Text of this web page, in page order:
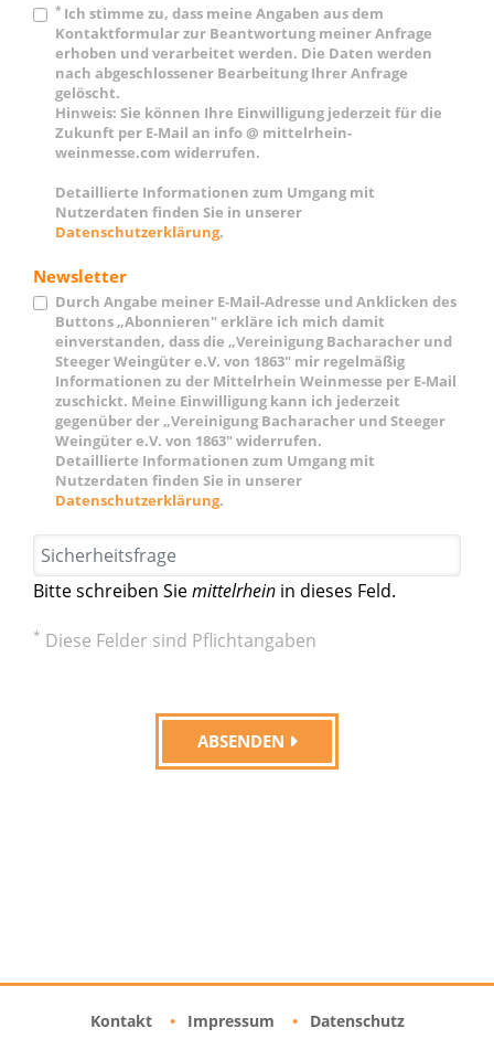
Bestätigung*
* Ich stimme zu, dass meine Angaben aus dem
Kontaktformular zur Beantwortung meiner Anfrage
erhoben und verarbeitet werden. Die Daten werden
nach abgeschlossener Bearbeitung Ihrer Anfrage
gelöscht.
Hinweis: Sie können Ihre Einwilligung jederzeit für die
Zukunft per E-Mail an info @ mittelrhein-
weinmesse.com widerrufen.
Detaillierte Informationen zum Umgang mit
Nutzerdaten finden Sie in unserer
Datenschutzerklärung.
Newsletter
Durch Angabe meiner E-Mail-Adresse und Anklicken des
Buttons „Abonnieren" erkläre ich mich damit
einverstanden, dass die „Vereinigung Bacharacher und
Steeger Weingüter e.V. von 1863" mir regelmäßig
Informationen zu der Mittelrhein Weinmesse per E-Mail
zuschickt. Meine Einwilligung kann ich jederzeit
gegenüber der „Vereinigung Bacharacher und Steeger
Weingüter e.V. von 1863" widerrufen.
Detaillierte Informationen zum Umgang mit
Nutzerdaten finden Sie in unserer
Datenschutzerklärung.
Sicherheitsfrage
Bitte schreiben Siemittelrhein in dieses Feld.
* Diese Felder sind Pflichtangaben
ABSENDEN
Kontakt Impressum Datenschutz